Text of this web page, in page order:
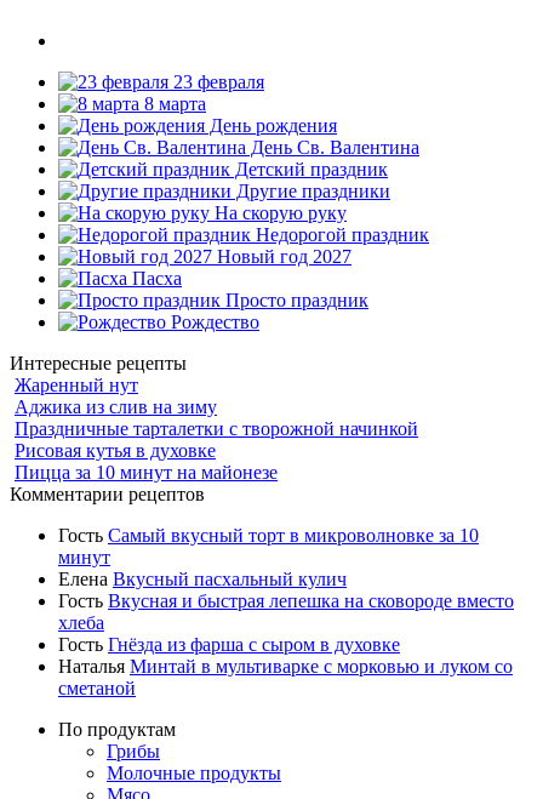
23 февраля
8 марта
День рождения
День Св. Валентина
Детский праздник
Другие праздники
На скорую руку
Недорогой праздник
Новый год 2027
Пасха
Просто праздник
Рождество
Интересные рецепты
Жаренный нут
Аджика из слив на зиму
Праздничные тарталетки с творожной начинкой
Рисовая кутья в духовке
Пицца за 10 минут на майонезе
Комментарии рецептов
Гость Самый вкусный торт в микроволновке за 10
минут
Елена Вкусный пасхальный кулич
Гость Вкусная и быстрая лепешка на сковороде вместо
хлеба
Гость Гнёзда из фарша с сыром в духовке
Наталья Минтай в мультиварке с морковью и луком со
сметаной
По продуктам
Грибы
Молочные продукты
Мясо